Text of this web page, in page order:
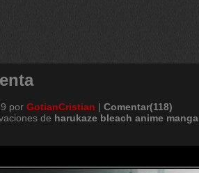
por GotianCristian | Comentar(118)
de harukaze bleach anime manga